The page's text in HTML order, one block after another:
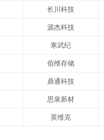
长川科技
源杰科技
寒武纪
佰维存储
鼎通科技
思泉新材
英维克